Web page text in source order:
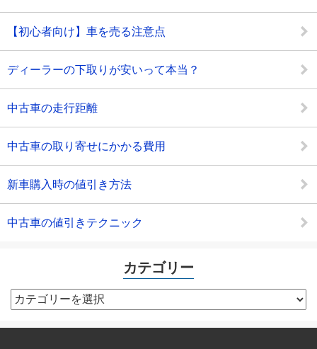
【初心者向け】車を売る注意点
ディーラーの下取りが安いって本当？
中古車の走行距離
中古車の取り寄せにかかる費用
新車購入時の値引き方法
中古車の値引きテクニック
カテゴリー
カ
テ
ゴ